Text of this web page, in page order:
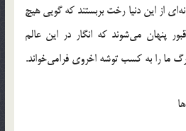
از این دنیا رخت بربستند که گویی هیچ
پنهان می‌شوند که انگار در این عالم
ما را به کسب توشه اخروی فرامی‌خواند.